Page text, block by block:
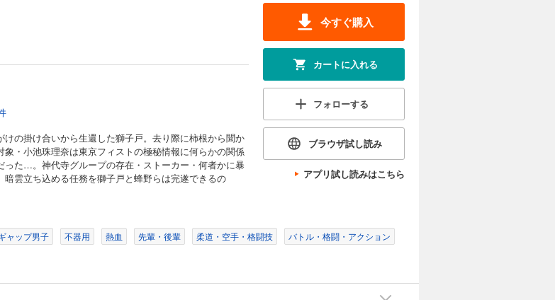
けの掛け合いから生還した獅子戸。去り際に柿根から聞か
象・小池珠理奈は東京フィストの極秘情報に何らかの関係
った…。神代寺グループの存在・ストーカー・何者かに暴
雲立ち込める任務を獅子戸と蜂野らは完遂できるの
今すぐ購入
カートに入れる
フォローする
ブラウザ試し読み
アプリ試し読みはこちら
ャップ男子 不器用 熱血 先輩・後輩 柔道・空手・格闘技
バトル・格闘・アクション
」獅子戸丈一郎に再びの大試練!! 規格外の怪物達を「弾き返せ」る
カートに入れる
試し読み
命懸けの戦いを繰り広げる最中、突如として東阿の様子が豹変…。そ
」だった!! 獅子戸は追い詰められ……!?
カートに入れる